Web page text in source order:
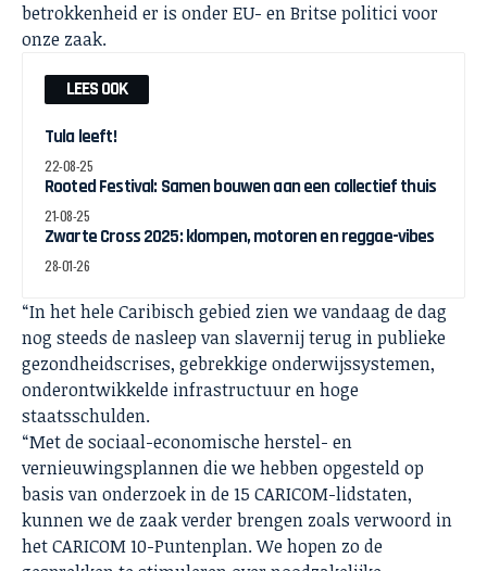
betrokkenheid er is onder EU- en Britse politici voor
onze zaak.
LEES OOK
Tula leeft!
22-08-25
Rooted Festival: Samen bouwen aan een collectief thuis
21-08-25
Zwarte Cross 2025: klompen, motoren en reggae-vibes
28-01-26
“In het hele Caribisch gebied zien we vandaag de dag
nog steeds de nasleep van slavernij terug in publieke
gezondheidscrises, gebrekkige onderwijssystemen,
onderontwikkelde infrastructuur en hoge
staatsschulden.
“Met de sociaal-economische herstel- en
vernieuwingsplannen die we hebben opgesteld op
basis van onderzoek in de 15 CARICOM-lidstaten,
kunnen we de zaak verder brengen zoals verwoord in
het CARICOM 10-Puntenplan. We hopen zo de